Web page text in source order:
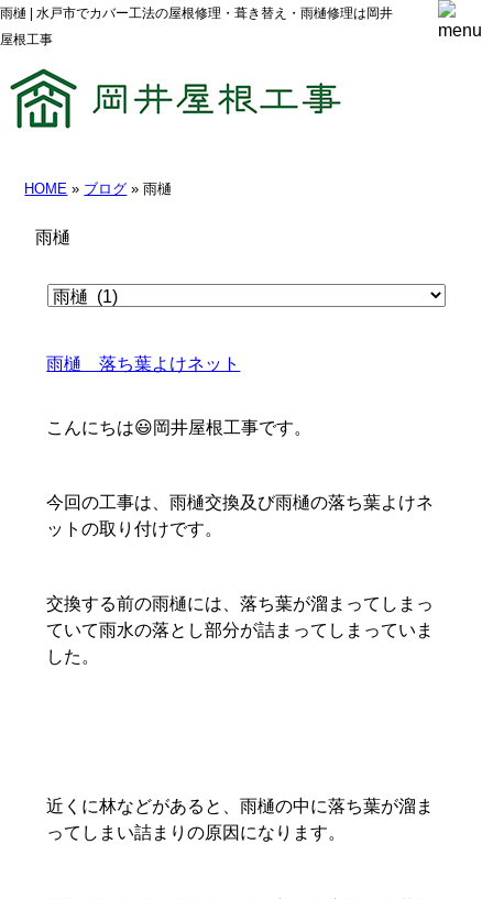
雨樋 | 水戸市でカバー工法の屋根修理・葺き替え・雨樋修理は岡井
屋根工事
HOME » ブログ » 雨樋
雨樋
雨樋 落ち葉よけネット
こんにちは😃岡井屋根工事です。
今回の工事は、雨樋交換及び雨樋の落ち葉よけネ
ットの取り付けです。
交換する前の雨樋には、落ち葉が溜まってしまっ
ていて雨水の落とし部分が詰まってしまっていま
した。
近くに林などがあると、雨樋の中に落ち葉が溜ま
ってしまい詰まりの原因になります。